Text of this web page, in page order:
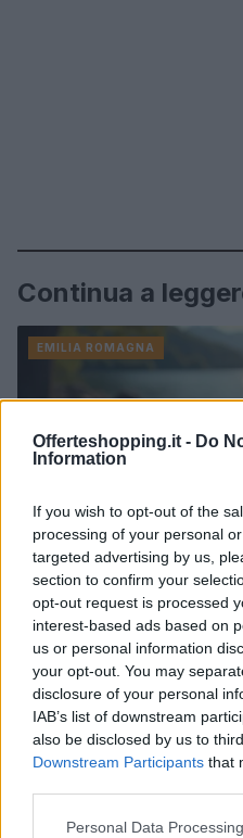
Offerteshopping.it - Do
Information
If you wish to opt-out of the
processing of your personal
targeted advertising by us,
section to confirm your
opt-out request is processed
interest-based ads based on
us or personal information
your opt-out. You may
disclosure of your personal
IAB’s list of downstream
also be disclosed by us to
Downstream Participants that
Please note that this website/
Personal Data
Continua a
EMILIA ROMAGNA
Bardolino e Garda Unico
candidatura del Lago di
Cristian Castiglioni · 22 Lug 2026
EMILIA ROMAGNA